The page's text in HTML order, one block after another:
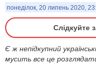
понеділок, 20 липень 2020,
Слідкуйте
Є ж непідкупний
мусить все це